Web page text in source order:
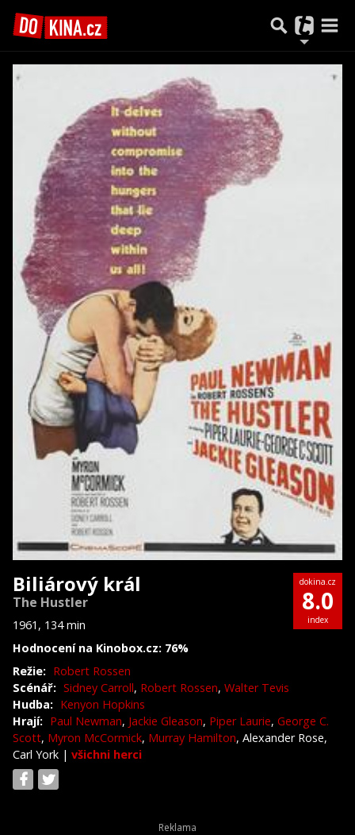
Biliárový král
The Hustler
1961, 134 min
Hodnocení na Kinobox.cz: 76%
dokina.cz
8.0
index
Režie: Robert Rossen
Scénář: Sidney Carroll, Robert Rossen, Walter Tevis
Hudba: Kenyon Hopkins
Hrají: Paul Newman, Jackie Gleason, Piper Laurie, George C.
Scott, Myron McCormick, Murray Hamilton, Alexander Rose,
Carl York | všichni herci